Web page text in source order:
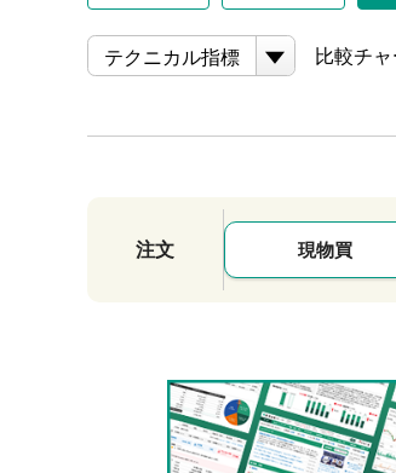
テクニカル指標 比較チャ
注文 現物買